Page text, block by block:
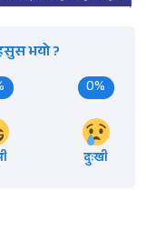
भयो ?
0%
दुःखी